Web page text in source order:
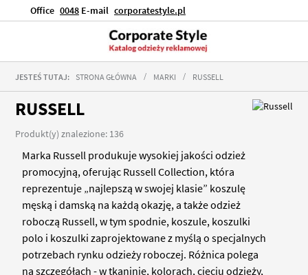
Office 0048 E-mail corporatestyle.pl
JESTEŚ TUTAJ: STRONA GŁÓWNA MARKI RUSSELL
RUSSELL
Produkt(y) znalezione: 136
Marka Russell produkuje wysokiej jakości odzież
promocyjną, oferując Russell Collection, która
reprezentuje „najlepszą w swojej klasie” koszulę
męską i damską na każdą okazję, a także odzież
roboczą Russell, w tym spodnie, koszule, koszulki
polo i koszulki zaprojektowane z myślą o specjalnych
potrzebach rynku odzieży roboczej. Różnica polega
na szczegółach - w tkaninie, kolorach, cięciu odzieży,